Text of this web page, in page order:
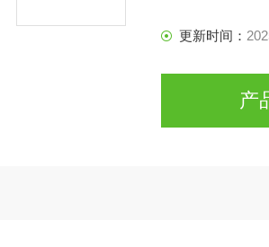
更新时间：
产